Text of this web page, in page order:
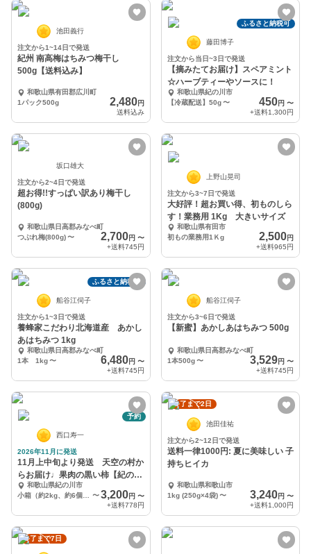
池田義行
注文から1~14日で発送
紀州 南高梅はちみつ梅干し
500g【送料込み】
和歌山県有田郡広川町
1パック500g
2,480円
送料込み
ふるさと納税可
藤田博子
注文から当日~3日で発送
【摘みたてお届け】スペアミント
☆ハーブティーやソースに！
和歌山県紀の川市
【冷蔵配送】50g 〜 450円 〜
+送料1,300円
坂口雄大
注文から2~4日で発送
超お得!!すっぱい訳あり梅干し
(800g)
和歌山県日高郡みなべ町
つぶれ梅(800g)〜 2,700円 〜
+送料745円
上野山晃司
注文から3~7日で発送
大好評！超お買い得、初ものしら
す！業務用 1Kg 大きいサイズ
和歌山県有田市
初もの業務用1Ｋg
2,500円
+送料965円
ふるさと納税可
船谷江伺子
注文から1~3日で発送
養蜂家こだわり北海道産 あかし
あはちみつ 1kg
和歌山県日高郡みなべ町
1本 1kg〜 6,480円 〜
+送料745円
船谷江伺子
注文から3~6日で発送
【新蜜】あかしあはちみつ 500g
和歌山県日高郡みなべ町
1本500g 〜 3,529円 〜
+送料745円
予約
西口寿一
2026年11月に発送
11月上中旬より発送 天空の村か
らお届け♩果肉の黒い柿【紀の川
柿】和歌山県紀の川市
〜 3,200円 〜
+送料778円
終了まで2日
池田佳祐
注文から2~12日で発送
送料一律1000円: 夏に美味しい 子
持ちヒイカ
和歌山県和歌山市
1kg (250g×4袋) 〜 3,240円 〜
+送料1,000円
終了まで7日